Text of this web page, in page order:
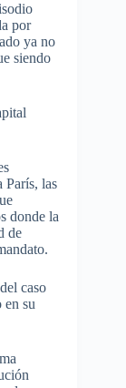
por
ya no
siendo
París, las
donde la
de
caso
en su